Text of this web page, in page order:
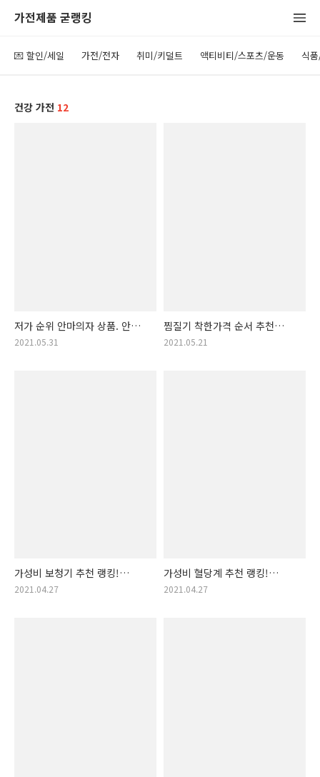
가전제품 굳랭킹
💌 할인/세일 가전/전자 취미/키덜트 액티비티/스포츠/운동 식
건강 가전 12
저가 순위 안마의자 상품. 안마
의자 목록! (안마머신)
2021.05.31
찜질기 착한가격 순서 추천
제품 리스트! 착한가격의 찜질
2021.05.21
가성비 보청기 추천 랭킹!
보청기 순위! (보청기 보조금,
2021.04.27
가성비 혈당계 추천 랭킹!
혈당계 순위! (혈당 체크기,
2021.04.27